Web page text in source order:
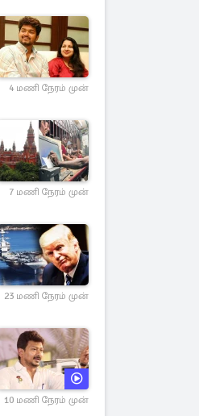
4 மணி நேரம் முன்
7 மணி நேரம் முன்
23 மணி நேரம் முன்
10 மணி நேரம் முன்